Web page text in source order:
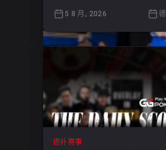
5 8 月, 2026
德扑赛事